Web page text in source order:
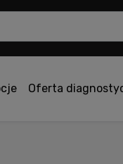
Oferta